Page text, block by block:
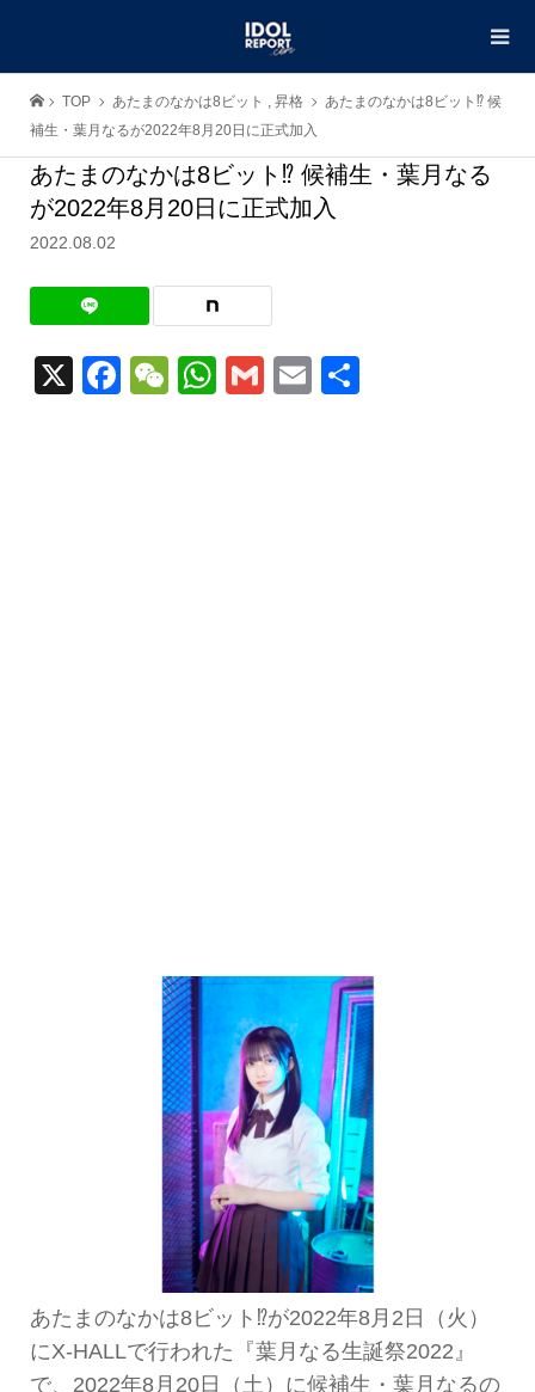
TOP あたまのなかは8ビット , 昇格
あたまのなかは8ビット⁉︎ 候
補生・葉月なるが2022年8月20日に正式加入
あたまのなかは8ビット⁉︎ 候補生・葉月なる
が2022年8月20日に正式加入
2022.08.02
X Facebook
WeChat
WhatsApp
GmailEmail
あたまのなかは8ビット⁉︎が2022年8月2日（火）
にX-HALLで行われた『葉月なる生誕祭2022』
で、2022年8月20日（土）に候補生・葉月なるの